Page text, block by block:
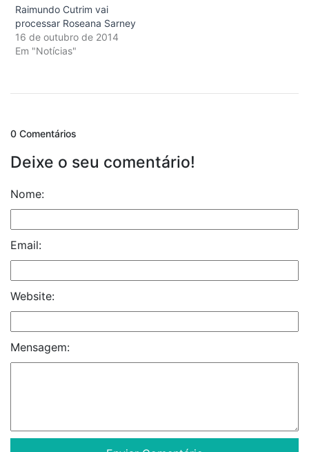
Raimundo Cutrim vai
processar Roseana Sarney
16 de outubro de 2014
Em "Notícias"
0 Comentários
Deixe o seu comentário!
Nome:
Email:
Website:
Mensagem: